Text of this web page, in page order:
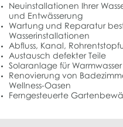
Neuinstallationen Ihrer
und Entwässerung
Wartung und Reparatur
Wasserinstallationen
Abfluss, Kanal,
Austausch defekter Teile
Solaranlage für
Renovierung von
Wellness-Oasen
Ferngesteuerte